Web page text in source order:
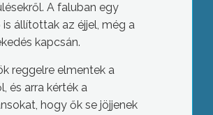
A faluban egy
állítottak az éjjel, még a
kapcsán.
reggelre elmentek a
és arra kérték a
hogy ők se jöjjenek